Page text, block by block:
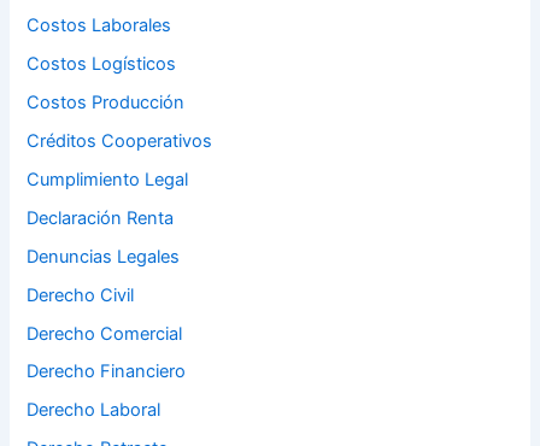
Costos Laborales
Costos Logísticos
Costos Producción
Créditos Cooperativos
Cumplimiento Legal
Declaración Renta
Denuncias Legales
Derecho Civil
Derecho Comercial
Derecho Financiero
Derecho Laboral